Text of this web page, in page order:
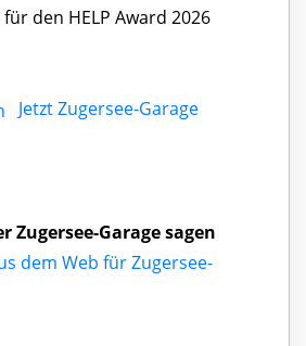
den HELP Award 2026
Jetzt Zugersee-Garage
Zugersee-Garage sagen
dem Web für Zugersee-